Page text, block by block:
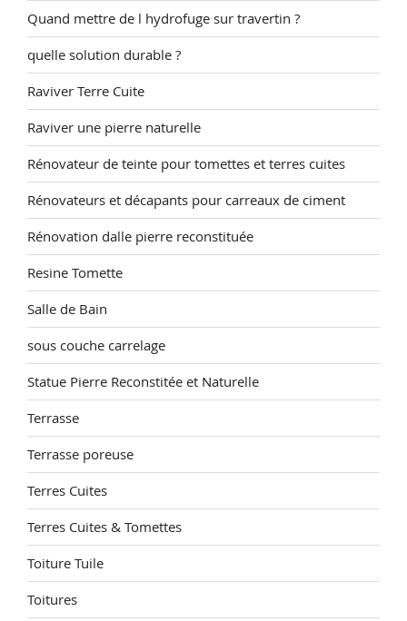
Quand mettre de l hydrofuge sur travertin ?
quelle solution durable ?
Raviver Terre Cuite
Raviver une pierre naturelle
Rénovateur de teinte pour tomettes et terres cuites
Rénovateurs et décapants pour carreaux de ciment
Rénovation dalle pierre reconstituée
Resine Tomette
Salle de Bain
sous couche carrelage
Statue Pierre Reconstitée et Naturelle
Terrasse
Terrasse poreuse
Terres Cuites
Terres Cuites & Tomettes
Toiture Tuile
Toitures